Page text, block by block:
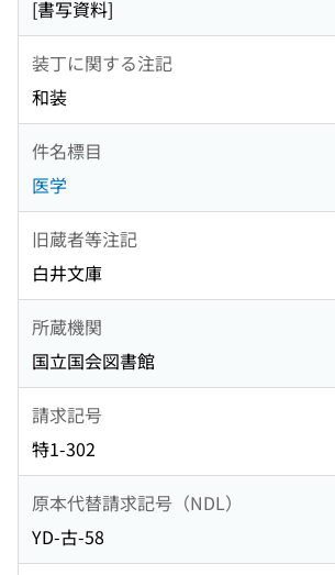
[書写資料]
装丁に関する注記
和装
件名標目
医学
旧蔵者等注記
白井文庫
所蔵機関
国立国会図書館
請求記号
特1-302
原本代替請求記号（NDL）
YD-古-58